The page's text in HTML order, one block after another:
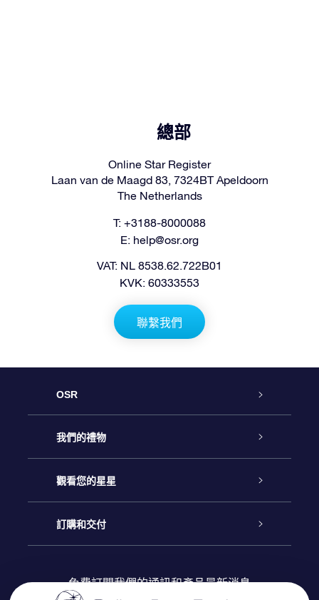
總部
Online Star Register
Laan van de Maagd 83, 7324BT Apeldoorn
The Netherlands
T: +3188-8000088
E: help@osr.org
VAT: NL 8538.62.722B01
KVK: 60333553
聯繫我們
OSR
客戶服務
聯繫我們
博客
我們的禮物
Online Star禮物
OSR禮物包
觀看您的星星
星星注册
訂購和交付
免費訂閱我們的通訊和產品最新消息